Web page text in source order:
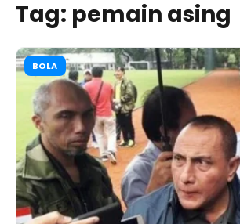
Tag: pemain asing
BOLA